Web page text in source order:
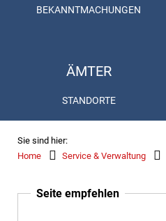
BEKANNTMACHUNGEN
ÄMTER
STANDORTE
Sie sind hier:
Home
Service & Verwaltung
Seite empfehlen